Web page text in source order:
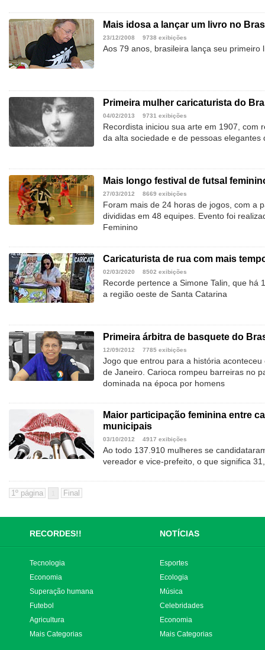
Mais idosa a lançar um livro no
23/12/2008 9738 exibições
Aos 79 anos, brasileira lança seu primeiro
Primeira mulher caricaturista do
04/02/2013 9731 exibições
Recordista iniciou sua arte em 1907, com
da alta sociedade e de pessoas elegantes
Mais longo festival de futsal
27/03/2012 8669 exibições
Foram mais de 24 horas de jogos, com a
divididas em 48 equipes. Evento foi
Feminino
Caricaturista de rua com mais
02/03/2020 8502 exibições
Recorde pertence a Simone Talin, que há
a região oeste de Santa Catarina
Primeira árbitra de basquete do
12/09/2012 7785 exibições
Jogo que entrou para a história
de Janeiro. Carioca rompeu barreiras no
dominada na época por homens
Maior participação feminina entre
municipais
03/10/2012 4917 exibições
Ao todo 137.910 mulheres se
vereador e vice-prefeito, o que significa
RECORDES!! NOTÍCIAS
Tecnologia
Economia
Superação humana
Futebol
Agricultura
Mais Categorias
Esportes
Ecologia
Música
Celebridades
Economia
Mais Categorias